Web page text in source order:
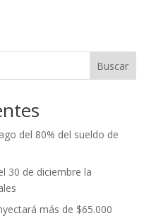
Buscar
del 80% del sueldo de
30 de diciembre la
más de $65.000